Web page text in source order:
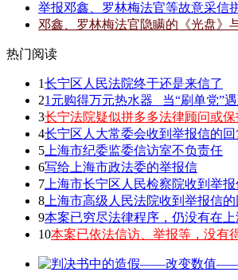
举报邓鑫、罗林梅法官等故意采信
邓鑫、罗林梅法官隐瞒的《光盘》
热门阅读
1长宁区人民法院终于还是来信了
21元购得万元热水器 _当“刷单党”
3长宁法院疑似拼多多法律顾问或保
4长宁区人大常委会收到举报信的回
5 上海市纪委监委信访室不负责任
6写给上海市政法委的举报信
7 上海市长宁区人民检察院收到举
8 上海市高级人民法院收到举报信的
9本案已穷尽法律程序，仍没有在
10本案已依法信访、举报等，没有